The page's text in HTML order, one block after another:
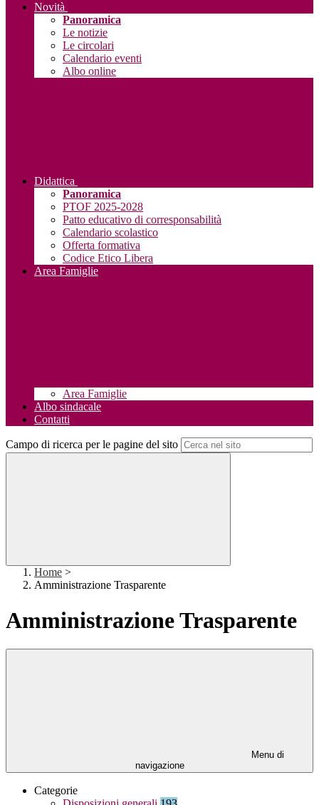
Novità
Panoramica
Le notizie
Le circolari
Calendario eventi
Albo online
Didattica
Panoramica
PTOF 2025-2028
Patto educativo di corresponsabilità
Calendario scolastico
Offerta formativa
Codice Etico Libera
Area Famiglie
Area Famiglie
Albo sindacale
Contatti
Campo di ricerca per le pagine del sito
Home >
Amministrazione Trasparente
Amministrazione Trasparente
Menu di
navigazione
Categorie